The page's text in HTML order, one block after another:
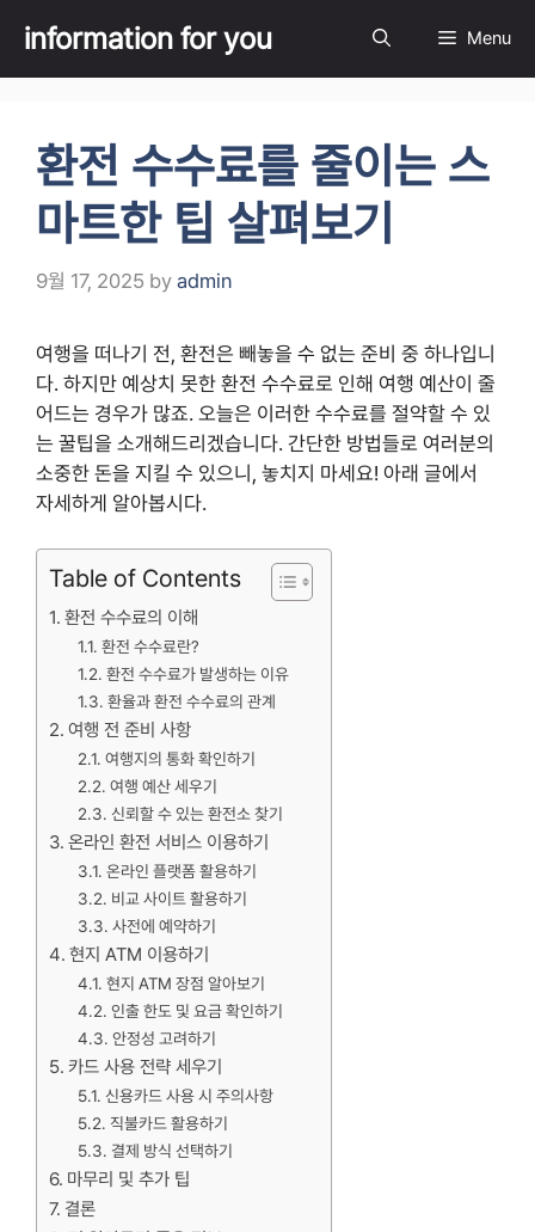
content
information for you Menu
환전 수수료를 줄이는 스
마트한 팁 살펴보기
9월 17, 2025 by admin
여행을 떠나기 전, 환전은 빼놓을 수 없는 준비 중 하나입니
다. 하지만 예상치 못한 환전 수수료로 인해 여행 예산이 줄
어드는 경우가 많죠. 오늘은 이러한 수수료를 절약할 수 있
는 꿀팁을 소개해드리겠습니다. 간단한 방법들로 여러분의
소중한 돈을 지킬 수 있으니, 놓치지 마세요! 아래 글에서
자세하게 알아봅시다.
Table of Contents
환전 수수료의 이해
환전 수수료란?
환전 수수료가 발생하는 이유
환율과 환전 수수료의 관계
여행 전 준비 사항
여행지의 통화 확인하기
여행 예산 세우기
신뢰할 수 있는 환전소 찾기
온라인 환전 서비스 이용하기
온라인 플랫폼 활용하기
비교 사이트 활용하기
사전에 예약하기
현지 ATM 이용하기
현지 ATM 장점 알아보기
인출 한도 및 요금 확인하기
안정성 고려하기
카드 사용 전략 세우기
신용카드 사용 시 주의사항
직불카드 활용하기
결제 방식 선택하기
마무리 및 추가 팁
결론